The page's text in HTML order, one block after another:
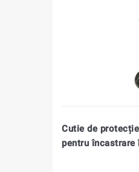
Cutie de
pentru încastrare